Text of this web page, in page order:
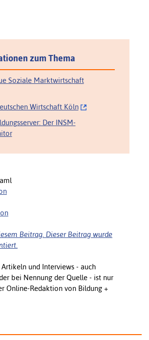
zum Thema
Soziale Marktwirtschaft
Wirtschaft Köln
Der INSM-
Beitrag. Dieser Beitrag wurde
und Interviews - auch
bei Nennung der Quelle - ist nur
Online-Redaktion von Bildung +